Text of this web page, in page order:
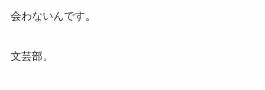
会わないんです。
文芸部。